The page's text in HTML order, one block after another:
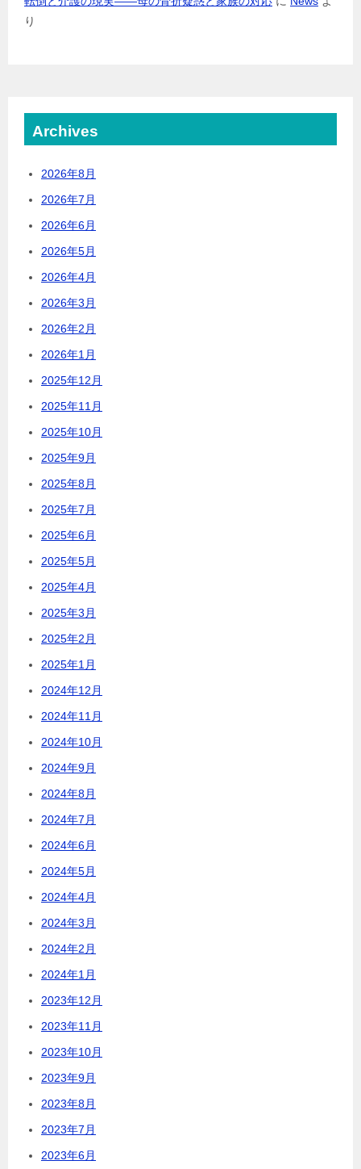
り
Archives
2026年8月
2026年7月
2026年6月
2026年5月
2026年4月
2026年3月
2026年2月
2026年1月
2025年12月
2025年11月
2025年10月
2025年9月
2025年8月
2025年7月
2025年6月
2025年5月
2025年4月
2025年3月
2025年2月
2025年1月
2024年12月
2024年11月
2024年10月
2024年9月
2024年8月
2024年7月
2024年6月
2024年5月
2024年4月
2024年3月
2024年2月
2024年1月
2023年12月
2023年11月
2023年10月
2023年9月
2023年8月
2023年7月
2023年6月